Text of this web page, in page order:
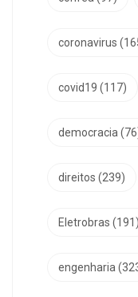
coronavirus
covid19 (117)
democracia
direitos (239)
Eletrobras (191)
engenharia